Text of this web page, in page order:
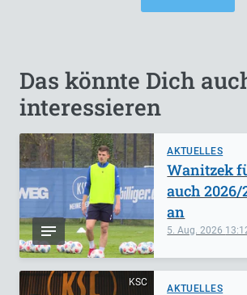
Das könnte Dich
interessieren
AKTUELLES
5. Aug. 2026
Wanitzek
auch
an
KSC
AKTUELLES